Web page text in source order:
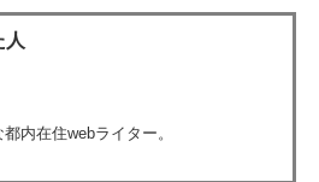
人
内在住webライター。